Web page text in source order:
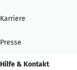
Karriere
Presse
Hilfe & Kontakt